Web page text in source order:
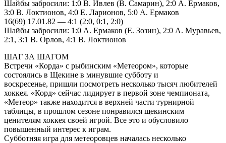
Шайбы забросили: 1:0 В. Ивлев (В. Самарин), 2:0 А. Ермаков,
3:0 В. Локтионов, 4:0 Е. Ларионов, 5:0 А. Ермаков
16(69) 17.01.82 — 4:1 (2:0, 0:1, 2:0)
Шайбы забросили: 1:0 А. Ермаков (Е. Зозин), 2:0 А. Муравьев,
2:1, 3:1 В. Орлов, 4:1 В. Локтионов
ШАГ ЗА ШАГОМ
Встречи «Корда» с рыбинским «Метеором», которые
состоялись в Щекине в минувшие субботу и
воскресенье, пришли посмотреть несколько тысяч любителей
хоккея. «Корд» сейчас лидирует в первой зоне чемпионата,
«Метеор» также находится в верхней части турнирной
таблицы, в прошлом сезоне понравился щекинским
ценителям хоккея своей игрой. Все это и обусловило
повышенный интерес к играм.
Субботняя игра для метеоровцев началась несколько